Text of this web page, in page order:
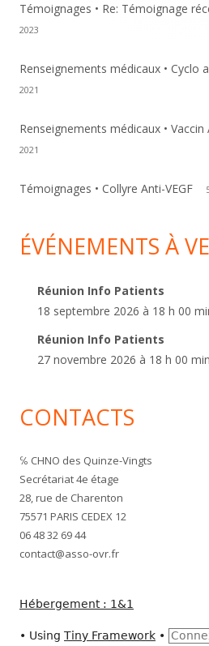
Témoignages • Re: Témoignage
2023
Renseignements médicaux • Cyclo
2021
Renseignements médicaux • Vaccin
2021
Témoignages • Collyre Anti-VEGF
ÉVÉNEMENTS À
Réunion Info Patients
18 septembre 2026 à 18 h 00
Réunion Info Patients
27 novembre 2026 à 18 h 00
CONTACTS
℅ CHNO des Quinze-Vingts
Secrétariat 4e étage
28, rue de Charenton
75571 PARIS CEDEX 12
06 48 32 69 44
contact@asso-ovr.fr
Hébergement : 1&1
• Using Tiny Framework •